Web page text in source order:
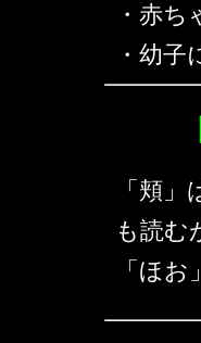
・赤ち
・幼子
「頬
も読む
「ほお